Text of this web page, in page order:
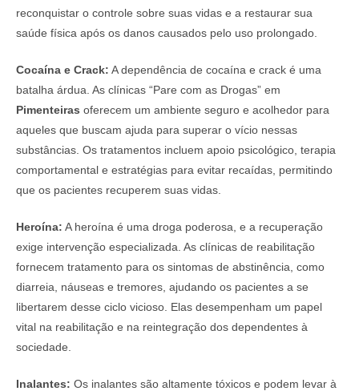
reconquistar o controle sobre suas vidas e a restaurar sua
saúde física após os danos causados pelo uso prolongado.
Cocaína e Crack: A dependência de cocaína e crack é uma
batalha árdua. As clínicas “Pare com as Drogas” em
Pimenteiras oferecem um ambiente seguro e acolhedor para
aqueles que buscam ajuda para superar o vício nessas
substâncias. Os tratamentos incluem apoio psicológico, terapia
comportamental e estratégias para evitar recaídas, permitindo
que os pacientes recuperem suas vidas.
Heroína: A heroína é uma droga poderosa, e a recuperação
exige intervenção especializada. As clínicas de reabilitação
fornecem tratamento para os sintomas de abstinência, como
diarreia, náuseas e tremores, ajudando os pacientes a se
libertarem desse ciclo vicioso. Elas desempenham um papel
vital na reabilitação e na reintegração dos dependentes à
sociedade.
Inalantes: Os inalantes são altamente tóxicos e podem levar à